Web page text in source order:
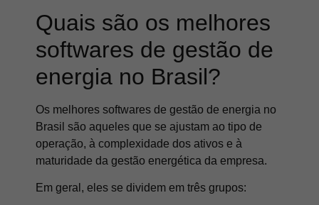
Quais são os melhores
softwares de gestão de
energia no Brasil?
Os melhores softwares de gestão de energia no
Brasil são aqueles que se ajustam ao tipo de
operação, à complexidade dos ativos e à
maturidade da gestão energética da empresa.
Em geral, eles se dividem em três grupos: